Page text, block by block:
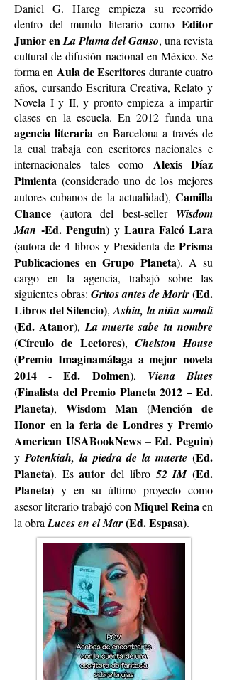
Daniel G. Hareg empieza su recorrido
dentro del mundo literario como Editor
Junior enLa Pluma del Ganso, una revista
cultural de difusión nacional en México. Se
forma en Aula de Escritores durante cuatro
años, cursando Escritura Creativa, Relato y
Novela I y II, y pronto empieza a impartir
clases en la escuela. En 2012 funda una
agencia literaria en Barcelona a través de
la cual trabaja con escritores nacionales e
internacionales tales como Alexis Díaz
Pimienta (considerado uno de los mejores
autores cubanos de la actualidad), Camilla
Chance (autora del best-seller Wisdom
Man-Ed. Penguin) yLaura Falcó Lara
(autora de 4 libros y Presidenta de Prisma
Publicaciones en Grupo Planeta). A su
cargo en la agencia, trabajó sobre las
siguientes obras: Gritos antes de Morir(Ed.
Libros del Silencio),Ashia, la niña somalí
(Ed. Atanor), La muerte sabe tu nombre
(Círculo de Lectores), Chelston House
(Premio Imaginamálaga a mejor novela
2014 -Ed. Dolmen), Viena Blues
(Finalista del Premio Planeta 2012 – Ed.
Planeta), Wisdom Man (Mención de
Honor en la feria de Londres y Premio
American USABookNews–Ed. Peguin)
y Potenkiah, la piedra de la muerte(Ed.
Planeta). Esautor del libro 52 IM(Ed.
Planeta) y en su último proyecto como
asesor literario trabajó con Miquel Reinaen
la obra Luces en el Mar(Ed. Espasa).